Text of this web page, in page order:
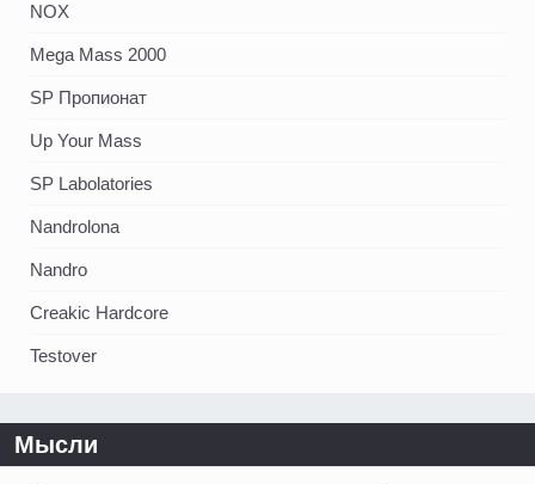
NOX
Mega Mass 2000
SP Пропионат
Up Your Mass
SP Labolatories
Nandrolona
Nandro
Creakic Hardcore
Testover
Мысли